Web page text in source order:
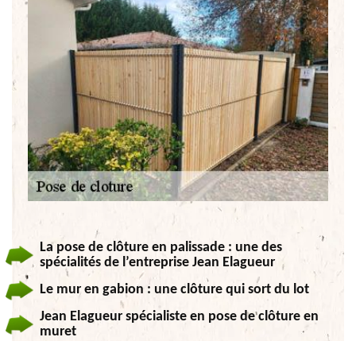
La pose de clôture en palissade : une des
spécialités de l’entreprise Jean Elagueur
Le mur en gabion : une clôture qui sort du lot
Jean Elagueur spécialiste en pose de clôture en
muret